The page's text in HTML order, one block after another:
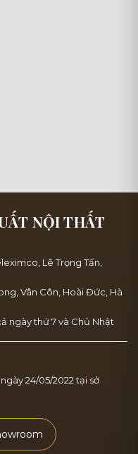
NỘI THẤT
Lê Trọng Tấn,
Vân Côn, Hoài Đức, Hà
ngày thứ 7 và Chủ Nhật
24/05/2022 tại sở